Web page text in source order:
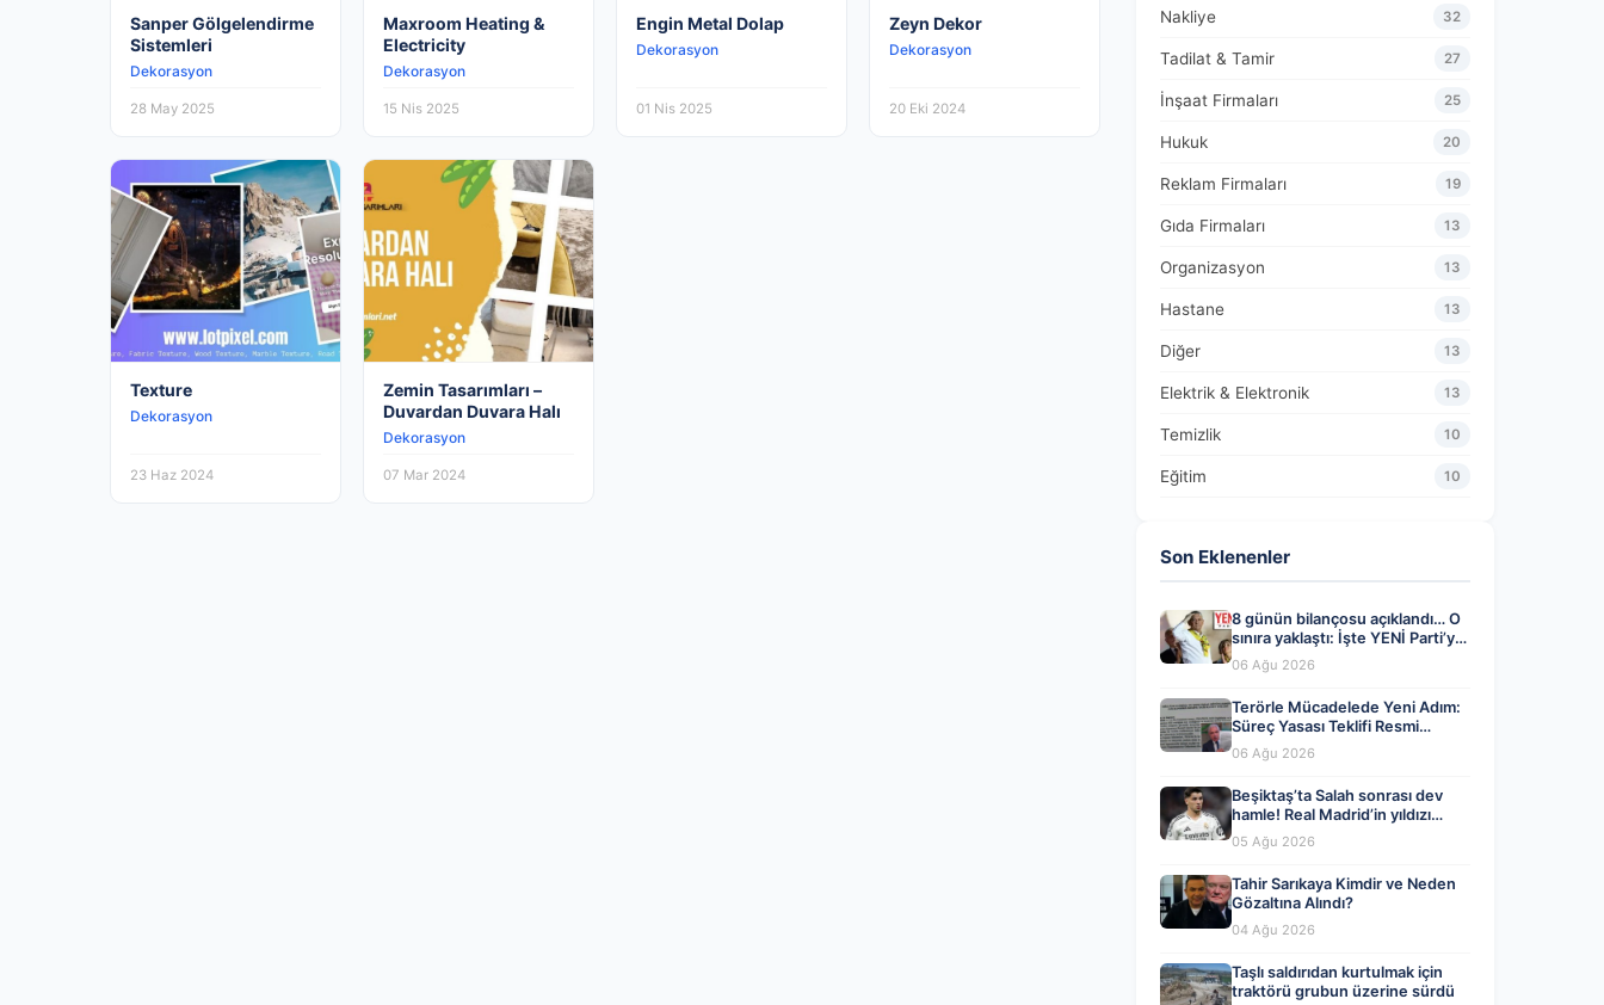
Sanper Gölgelendirme
Sistemleri
Dekorasyon
28 May 2025
Maxroom Heating &
Electricity
Dekorasyon
15 Nis 2025
Engin Metal Dolap
Dekorasyon
01 Nis 2025
Zeyn Dekor
Dekorasyon
20 Eki 2024
Texture
Dekorasyon
23 Haz 2024
Zemin Tasarımları –
Duvardan Duvara Halı
Dekorasyon
07 Mar 2024
Nakliye 32
Tadilat & Tamir 27
İnşaat Firmaları 25
Hukuk 20
Reklam Firmaları 19
Gıda Firmaları 13
Organizasyon 13
Hastane 13
Diğer 13
Elektrik & Elektronik 13
Temizlik 10
Eğitim 10
Son Eklenenler
8 günün bilançosu açıklandı… O
sınıra yaklaştı: İşte YENİ Parti’ye
bağış kampanyasında son durum
06 Ağu 2026
Terörle Mücadelede Yeni Adım:
Süreç Yasası Teklifi Resmi
Kayıtlara Girdi
06 Ağu 2026
Beşiktaş’ta Salah sonrası dev
hamle! Real Madrid’in yıldızı
geliyor
05 Ağu 2026
Tahir Sarıkaya Kimdir ve Neden
Gözaltına Alındı?
04 Ağu 2026
Taşlı saldırıdan kurtulmak için
traktörü grubun üzerine sürdü